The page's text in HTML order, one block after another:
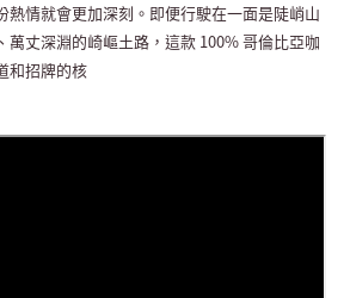
熱情就會更加深刻。即便行駛在一面是陡峭山
萬丈深淵的崎嶇土路，這款 100% 哥倫比亞咖
和招牌的核